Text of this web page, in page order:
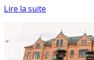
Lire la suite